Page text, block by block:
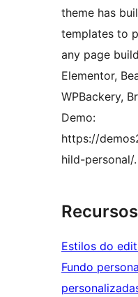
theme has
templates to
any page
Elementor,
WPBackery,
Demo:
https://
hild-personal/.
Recursos
Estilos do
Fundo